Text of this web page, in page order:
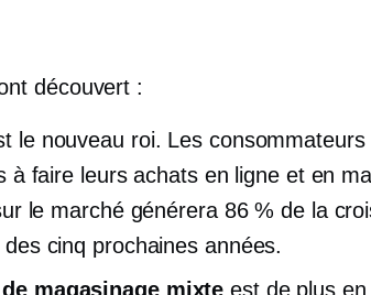
découvert :
le nouveau roi. Les
à faire leurs achats en ligne et en
le marché générera 86 % de la
cinq prochaines années.
magasinage mixte est de plus en